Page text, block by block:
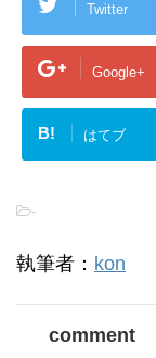
Twitter
Google+
B! はてブ
-
執筆者： kon
comment